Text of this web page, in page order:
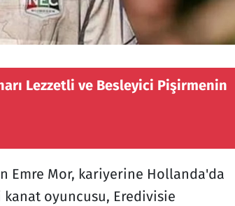
Lezzetli ve Besleyici Pişirmenin
Emre Mor, kariyerine Hollanda'da
kanat oyuncusu, Eredivisie